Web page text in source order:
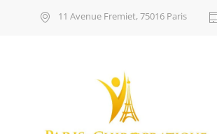
11 Avenue Fremiet, 75016 Paris